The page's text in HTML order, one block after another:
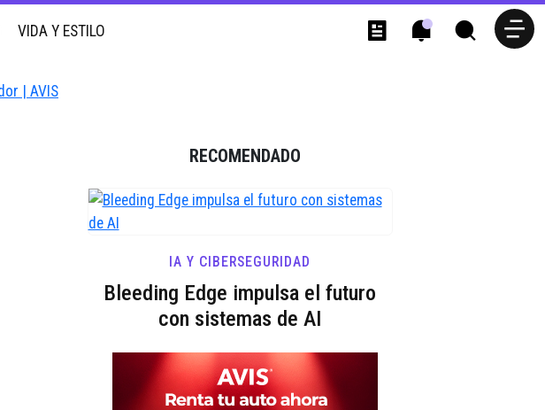
VIDA Y ESTILO
RECOMENDADO
IA Y CIBERSEGURIDAD
Bleeding Edge impulsa el futuro
con sistemas de AI